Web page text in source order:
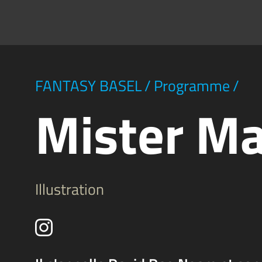
FANTASY BASEL/ Programme/
Mister
Illustration